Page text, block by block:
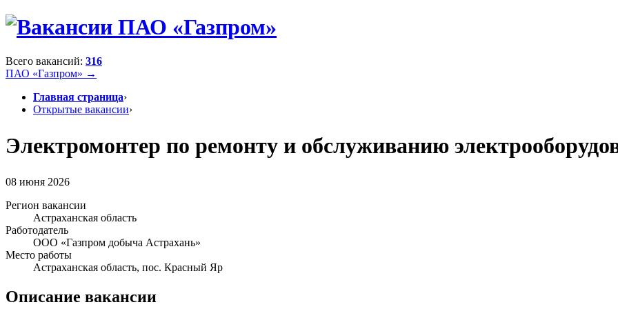
Всего вакансий: 316
ПАО «Газпром» →
Главная страница›
Открытые вакансии›
Электромонтер по ремонту и обслуживанию
08 июня 2026
Регион вакансии
Астраханская область
Работодатель
ООО «Газпром добыча Астрахань»
Место работы
Астраханская область, пос. Красный Яр
Описание вакансии